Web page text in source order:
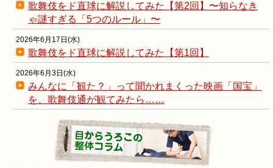
歌舞伎をド直球に解説してみた【第2回】〜知らなき
ゃ謎すぎる「5つのルール」〜
2026年6月17日(水)
歌舞伎をド直球に解説してみた【第1回】
2026年6月3日(水)
みんなに「観た？」って聞かれまくった映画「国宝」
を、歌舞伎通が観てみたら……